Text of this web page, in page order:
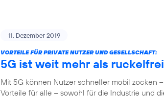
11. Dezember 2019
VORTEILE FÜR PRIVATE NUTZER UND GESELLSCHAFT:
5G ist weit mehr als
Mit 5G können Nutzer schneller mobil zocken
Vorteile für alle – sowohl für die Industrie und